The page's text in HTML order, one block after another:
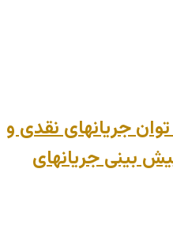
جریانهای نقدی و
بینی جریانهای